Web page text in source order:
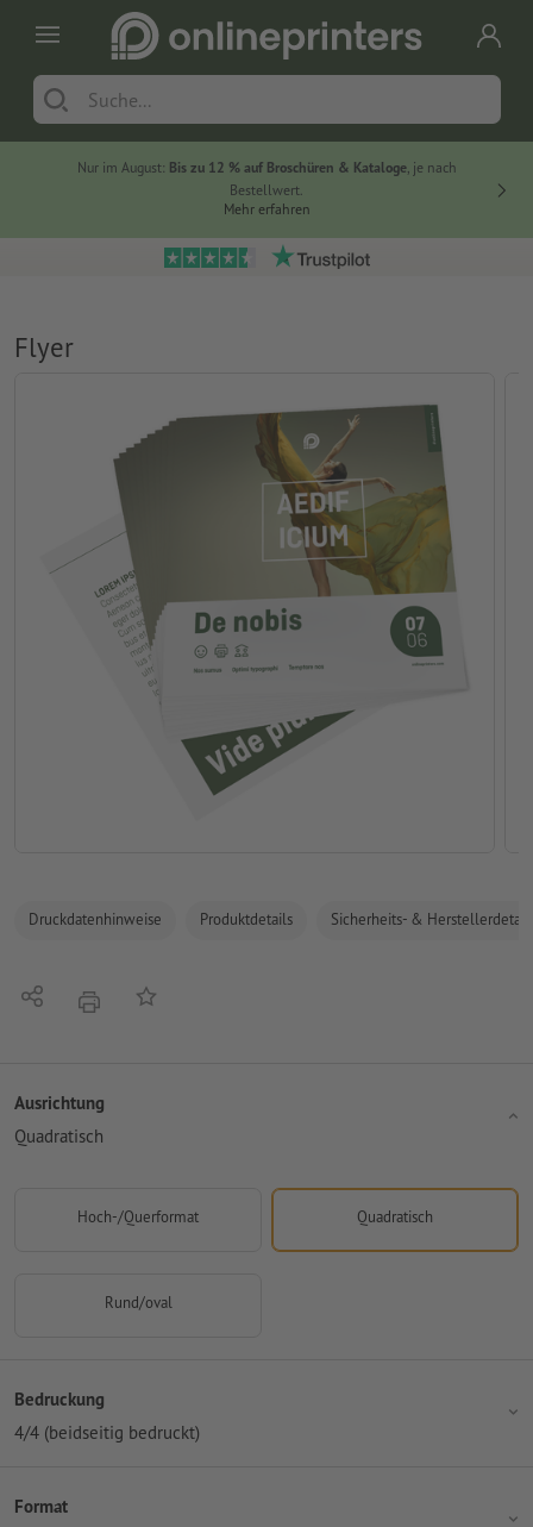
Nur im August: Bis zu 12 % auf Broschüren & Kataloge, je nach
Bestellwert.
Mehr erfahren
Flyer
Druckdatenhinweise Produktdetails Sicherheits- &
Teilen DruckenAuf die Merkliste
Ausrichtung
Quadratisch
Hoch-/Querformat Quadratisch
Rund/oval
Bedruckung
4/4 (beidseitig bedruckt)
Format